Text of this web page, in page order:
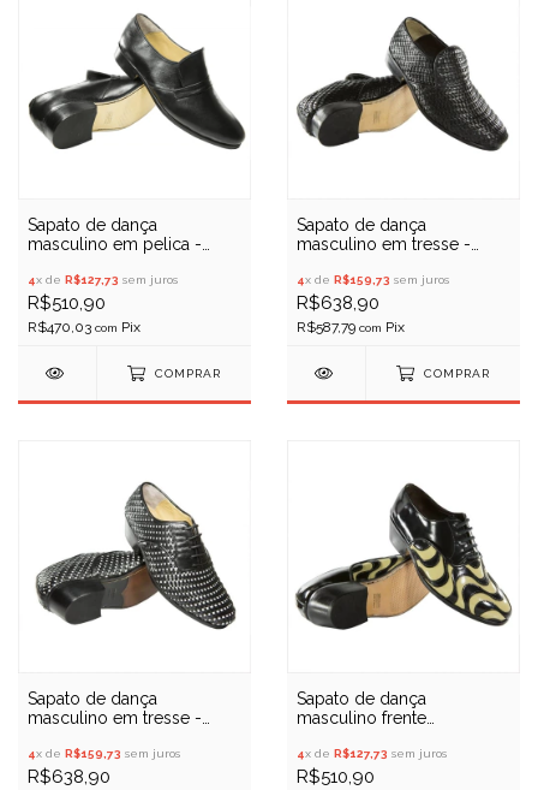
Sapato de dança
masculino em pelica -
4x de R$127,73 sem juros
R$510,90
R$470,03 com
COMPRAR
Sapato de dança
masculino em tresse -
4x de R$159,73 sem juros
R$638,90
R$587,79 com
COMPRAR
Sapato de dança
masculino em tresse -
4x de R$159,73 sem juros
R$638,90
Sapato de dança
masculino frente
4x de R$127,73 sem juros
R$510,90